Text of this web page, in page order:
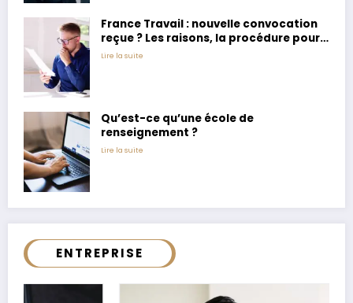
France Travail : nouvelle convocation
reçue ? Les raisons, la procédure pour
la reporter et les étapes à suivre sur
Lire la suite
Qu’est-ce qu’une école de
renseignement ?
Lire la suite
ENTREPRISE